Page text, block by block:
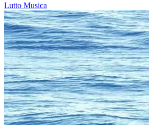
Lutto Musica